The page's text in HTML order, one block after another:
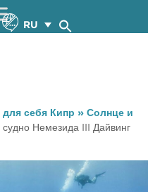
RU
для себя Кипр » Солнце и
Немезида III Дайвинг